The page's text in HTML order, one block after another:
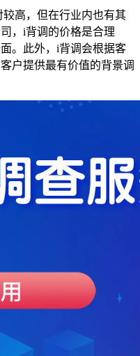
高，但在行业内也有其
，i背调的价格是合理
。此外，i背调会根据客
户提供最有价值的背景调